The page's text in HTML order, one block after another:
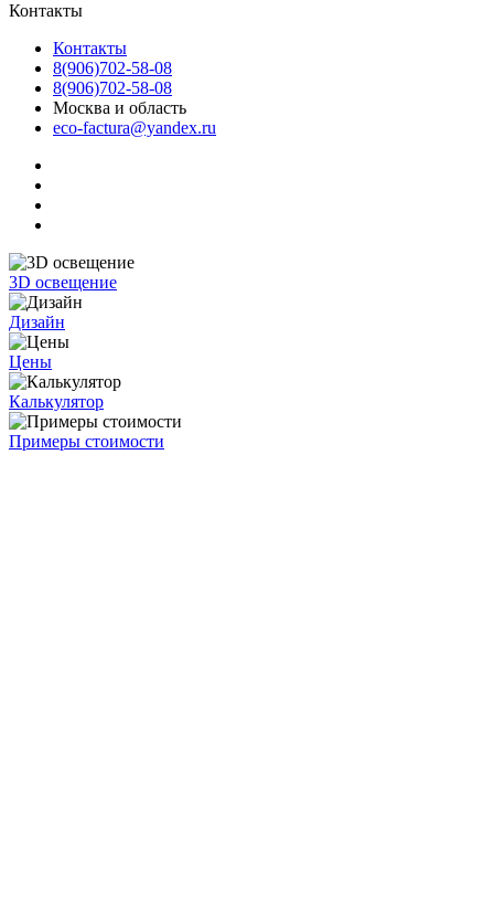
Контакты
Контакты
8(906)702-58-08
8(906)702-58-08
Москва и область
eco-factura@yandex.ru
3D освещение
Дизайн
Цены
Калькулятор
Примеры стоимости